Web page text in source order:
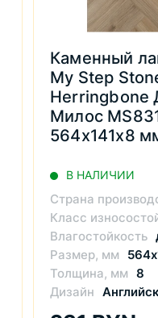
Каменный
My Step
Herringbone
Милос
564х141х8
В НАЛИЧИИ
Страна
Класс
Влагостойкость
Размер, мм
Толщина, мм 8
Дизайн